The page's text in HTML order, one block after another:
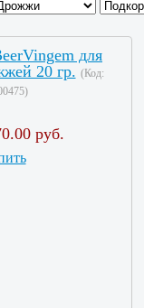
для
20 гр. (Код:
)
руб.